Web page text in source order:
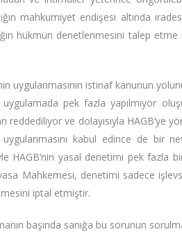
mahkumiyet endişesi altında
hükmün denetlenmesini talep etme
uygulanmasının istinaf kanunun
pek fazla yapılmıyor
reddediliyor ve dolayısıyla HAGB’ye
uygulanmasını kabul edince de bir
HAGB’nin yasal denetimi pek fazla
Mahkemesi, denetimi sadece
iptal etmiştir.
başında sanığa bu sorunun